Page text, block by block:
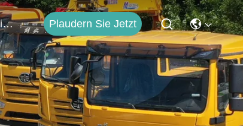
Treten Sie Mit Uns In Verbindung Plaudern Sie Jetzt